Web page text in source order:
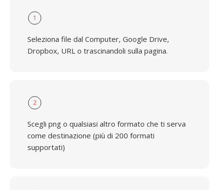
1
Seleziona file dal Computer, Google Drive,
Dropbox, URL o trascinandoli sulla pagina.
2
Scegli png o qualsiasi altro formato che ti serva
come destinazione (più di 200 formati
supportati)